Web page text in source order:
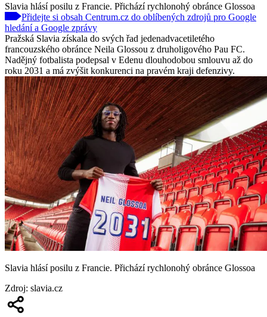
Slavia hlásí posilu z Francie. Přichází rychlonohý obránce Glossoa
Přidejte si obsah Centrum.cz do oblíbených zdrojů pro Google
hledání a Google zprávy
Pražská Slavia získala do svých řad jedenadvacetiletého
francouzského obránce Neila Glossou z druholigového Pau FC.
Nadějný fotbalista podepsal v Edenu dlouhodobou smlouvu až do
roku 2031 a má zvýšit konkurenci na pravém kraji defenzivy.
Slavia hlásí posilu z Francie. Přichází rychlonohý obránce Glossoa
Zdroj: slavia.cz